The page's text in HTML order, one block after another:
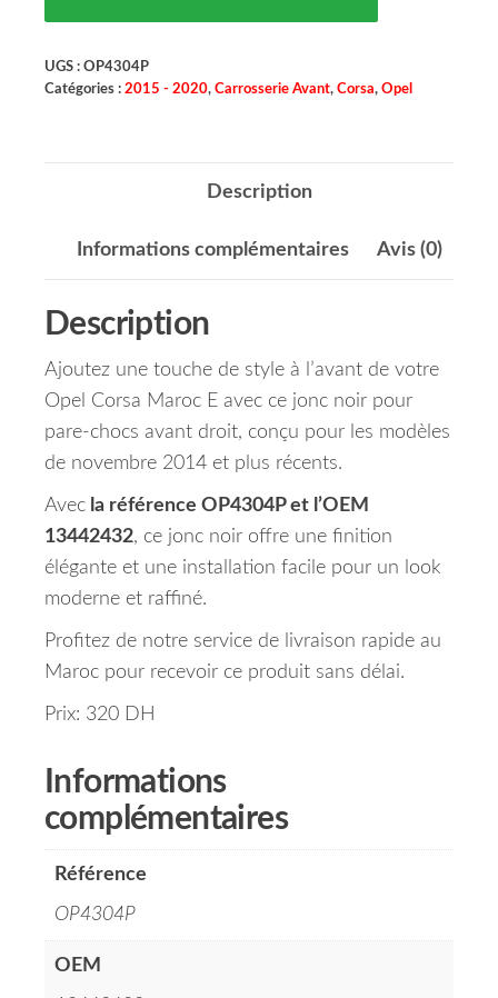
UGS : OP4304P
Catégories : 2015 - 2020, Carrosserie Avant, Corsa, Opel
Description
Informations complémentaires Avis (0)
Description
Ajoutez une touche de style à l’avant de votre
Opel Corsa Maroc E avec ce jonc noir pour
pare-chocs avant droit, conçu pour les modèles
de novembre 2014 et plus récents.
Avec la référence OP4304P et l’OEM
13442432, ce jonc noir offre une finition
élégante et une installation facile pour un look
moderne et raffiné.
Profitez de notre service de livraison rapide au
Maroc pour recevoir ce produit sans délai.
Prix: 320 DH
Informations
complémentaires
Référence
OP4304P
OEM